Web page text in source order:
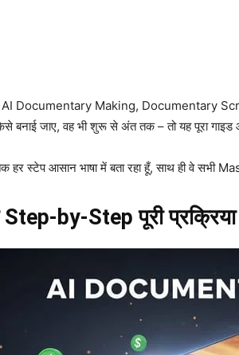
Making, Documentary Script
बनाई जाए, वह भी शुरू से अंत तक – तो यह पूरा
हर स्टेप आसान भाषा में बता रहा हूँ, साथ ही वे सभी
Step-by-Step पूरी प्रक्रिया